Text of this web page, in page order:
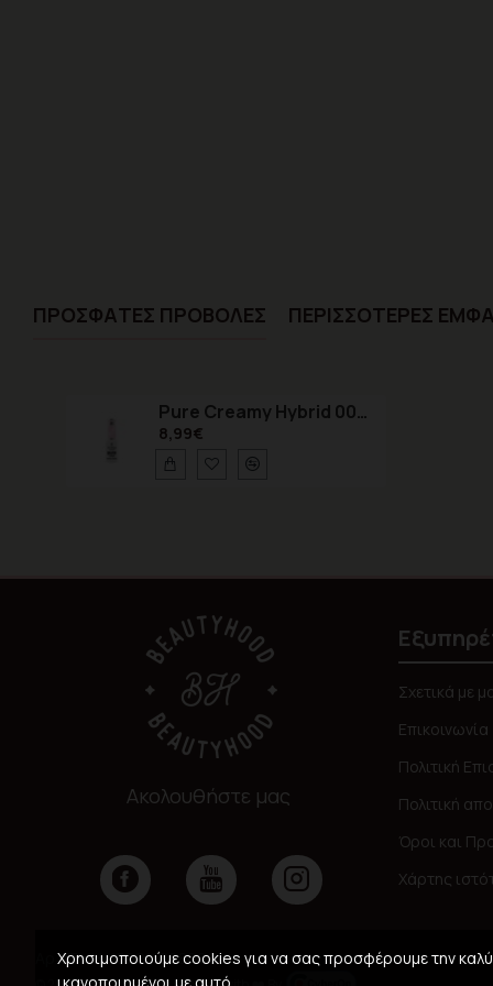
ΠΡΌΣΦΑTΕΣ ΠΡΟΒΟΛΈΣ ΠΕΡΙΣΣΌΤΕΡΕΣ
Pure Creamy Hybrid 009 Subtle Pinkish 8ml
8,99€
Ακολουθήστε μας
Σχετικά με
Επικοινωνία
Πολιτική
Πολιτική
Όροι και
Χάρτης
Αρ. ΓΕΜΗ: 159911008000
Χρησιμοποιούμε cookies για να σας προσφέρουμε την